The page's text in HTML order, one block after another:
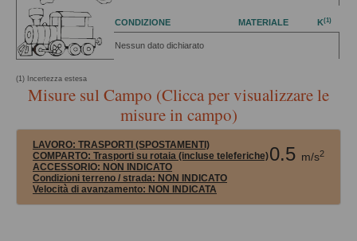
CONDIZIONE MATERIALE K(1)
Nessun dato dichiarato
(1) Incertezza estesa
Misure sul Campo (Clicca per visualizzare le
misure in campo)
0.5 m/s2
LAVORO: TRASPORTI (SPOSTAMENTI)
COMPARTO: Trasporti su rotaia (incluse teleferiche)
ACCESSORIO: NON INDICATO
Condizioni terreno / strada: NON INDICATO
Velocità di avanzamento: NON INDICATA